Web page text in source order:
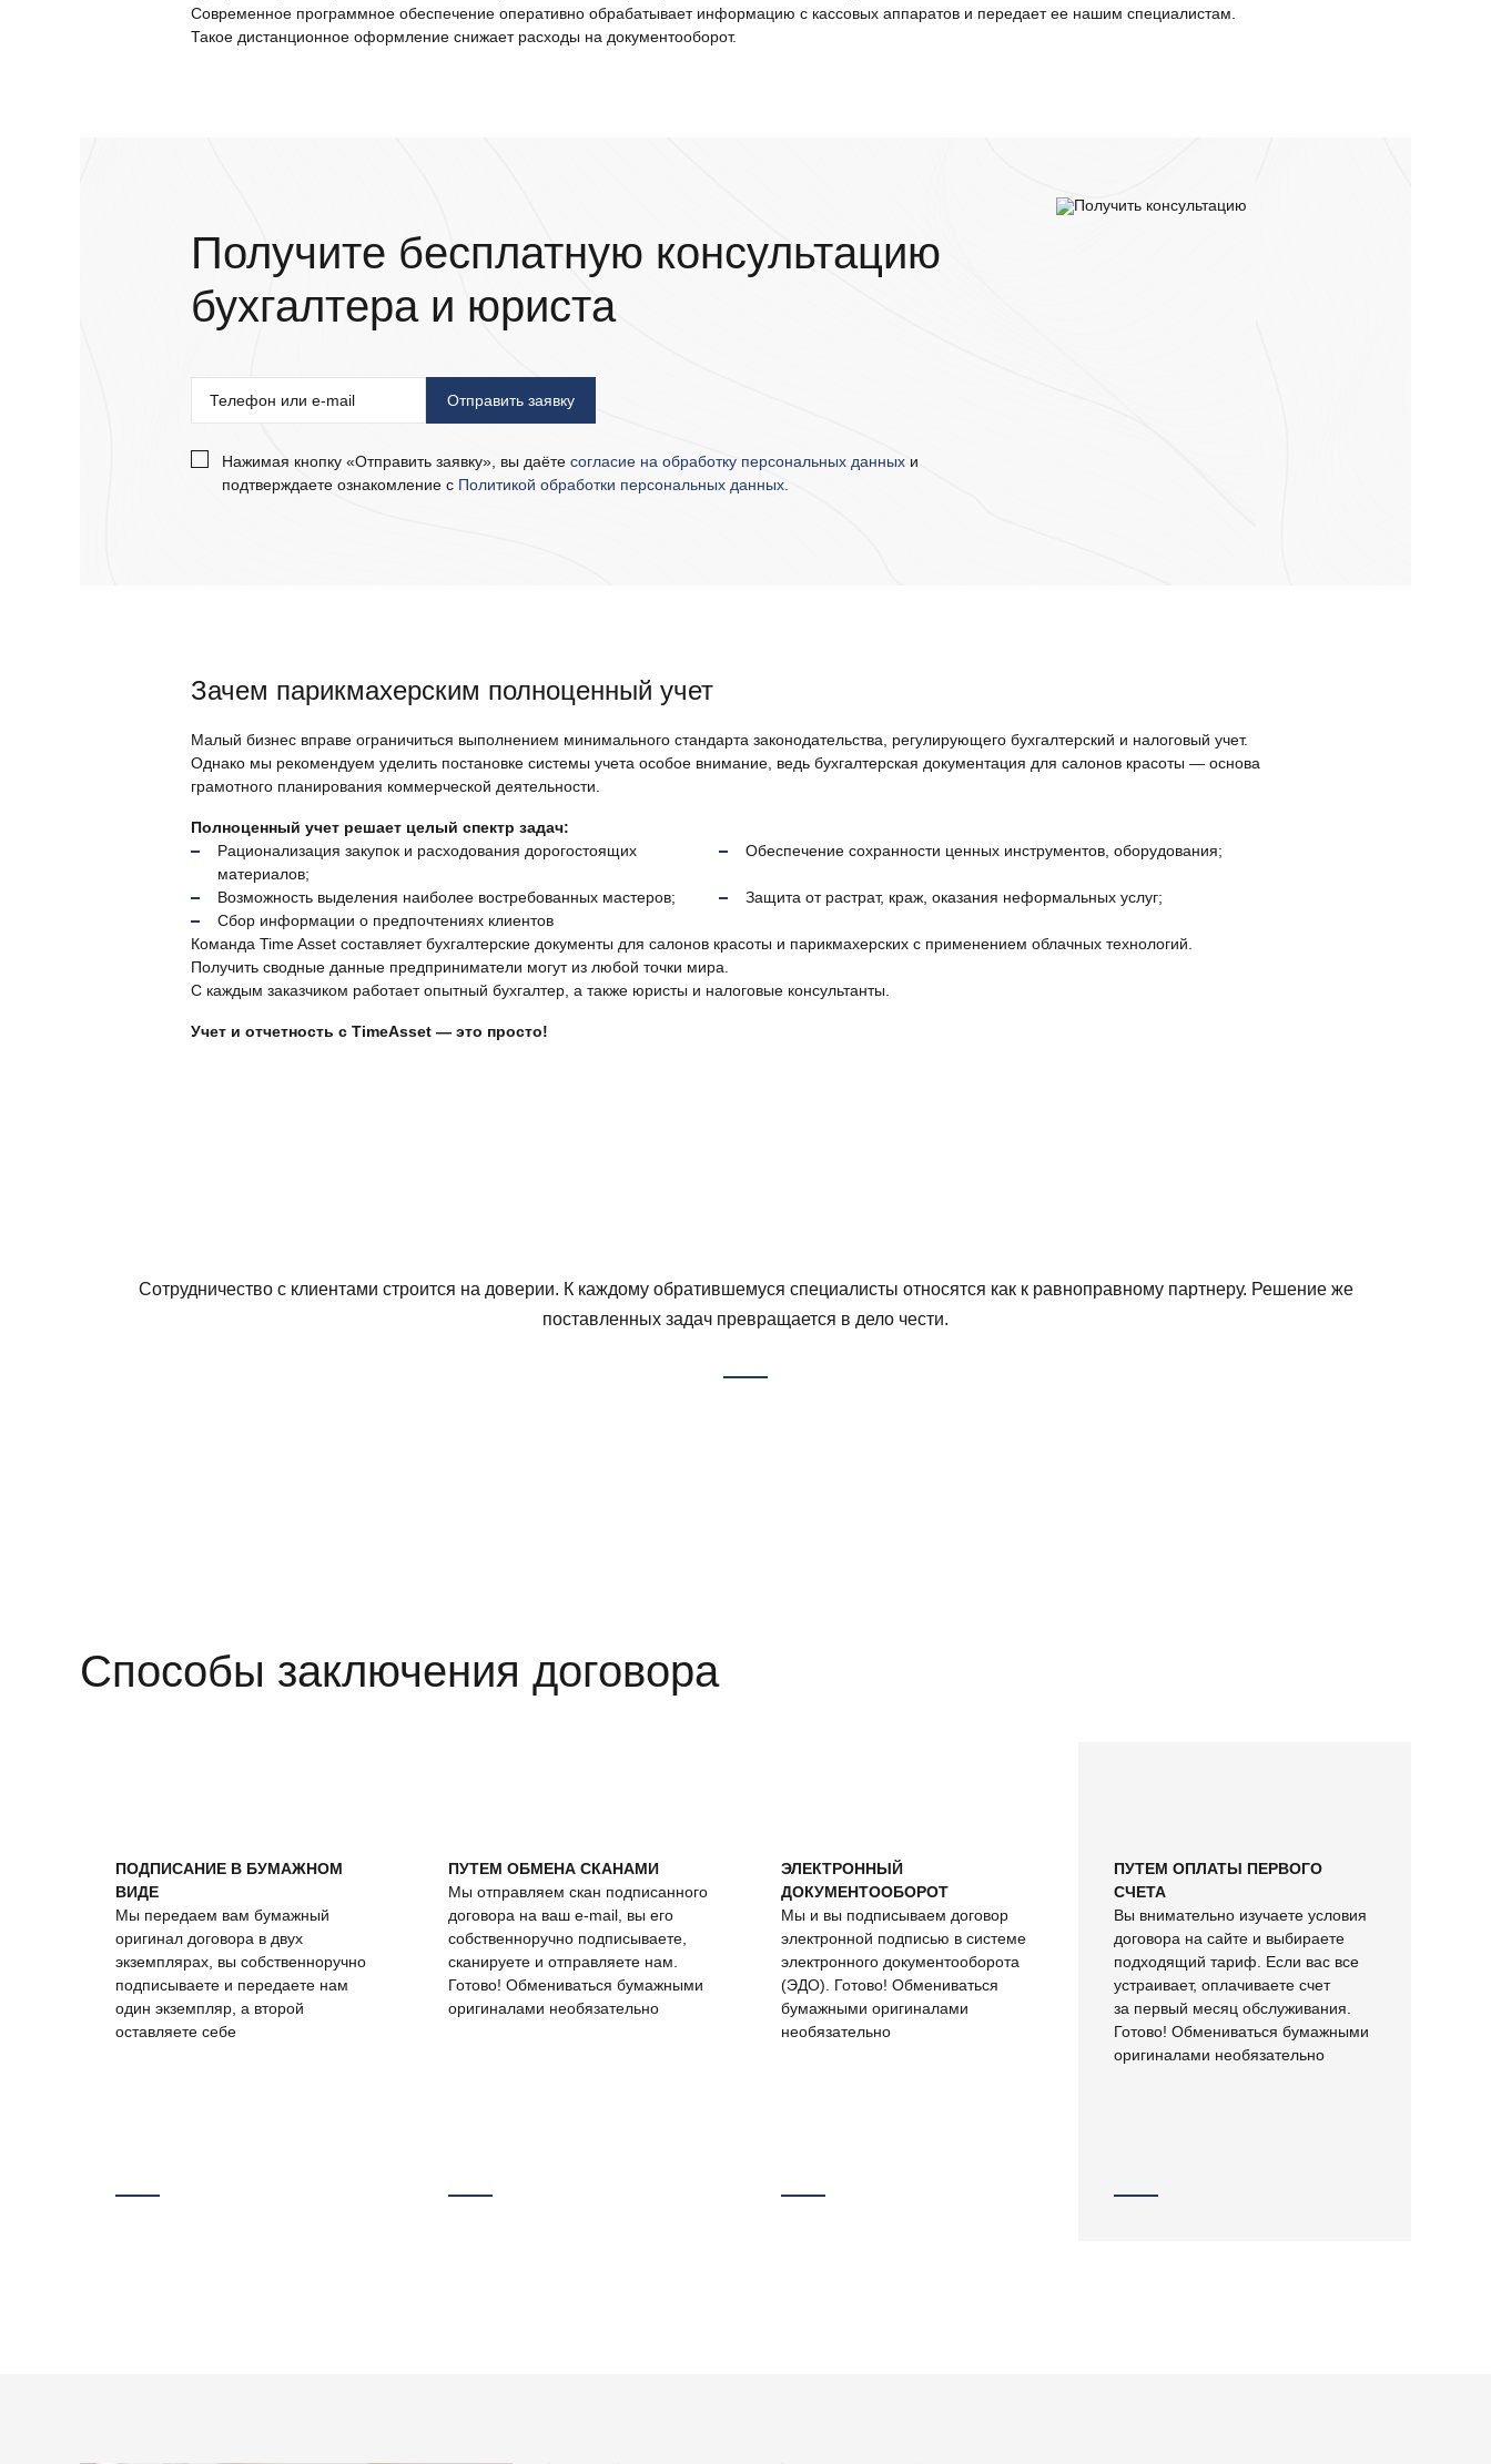
Современное программное обеспечение оперативно обрабатывает информацию с кассовых аппаратов и передает ее нашим специалистам.
Такое дистанционное оформление снижает расходы на документооборот.
Получите бесплатную консультацию
бухгалтера и юриста
Нажимая кнопку «Отправить заявку», вы даёте согласие на обработку персональных данных и
подтверждаете ознакомление с Политикой обработки персональных данных
Зачем парикмахерским полноценный учет
Малый бизнес вправе ограничиться выполнением минимального стандарта законодательства, регулирующего бухгалтерский и налоговый учет.
Однако мы рекомендуем уделить постановке системы учета особое внимание, ведь бухгалтерская документация для салонов красоты — основа
грамотного планирования коммерческой деятельности.
Полноценный учет решает целый спектр задач:
Рационализация закупок и расходования дорогостоящих
материалов;
Обеспечение сохранности ценных инструментов, оборудования;
Возможность выделения наиболее востребованных мастеров;
Защита от растрат, краж, оказания неформальных услуг;
Сбор информации о предпочтениях клиентов
Команда Time Asset составляет бухгалтерские документы для салонов красоты и парикмахерских с применением облачных технологий.
Получить сводные данные предприниматели могут из любой точки мира.
С каждым заказчиком работает опытный бухгалтер, а также юристы и налоговые консультанты.
Учет и отчетность с TimeAsset — это просто!
Сотрудничество с клиентами строится на доверии. К каждому обратившемуся специалисты относятся как к равноправному партнеру. Решение же
поставленных задач превращается в дело чести.
Способы заключения договора
ПОДПИСАНИЕ В БУМАЖНОМ
ВИДЕ
Мы передаем вам бумажный
оригинал договора в двух
экземплярах, вы собственноручно
подписываете и передаете нам
один экземпляр, а второй
оставляете себе
ПУТЕМ ОБМЕНА СКАНАМИ
Мы отправляем скан подписанного
договора на ваш e-mail, вы его
собственноручно подписываете,
сканируете и отправляете нам.
Готово! Обмениваться бумажными
оригиналами необязательно
ЭЛЕКТРОННЫЙ
ДОКУМЕНТООБОРОТ
Мы и вы подписываем договор
электронной подписью в системе
электронного документооборота
(ЭДО). Готово! Обмениваться
бумажными оригиналами
необязательно
ПУТЕМ ОПЛАТЫ ПЕРВОГО
СЧЕТА
Вы внимательно изучаете условия
договора на сайте и выбираете
подходящий тариф. Если вас все
устраивает, оплачиваете счет
за первый месяц обслуживания.
Готово! Обмениваться бумажными
оригиналами необязательно